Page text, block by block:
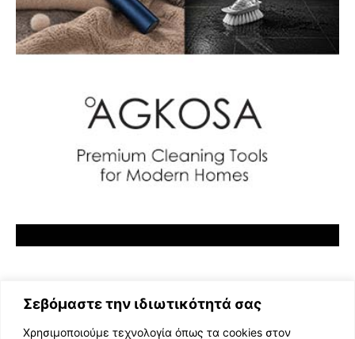
Σεβόμαστε την ιδιωτικότητά σας
Χρησιμοποιούμε τεχνολογία όπως τα cookies στον